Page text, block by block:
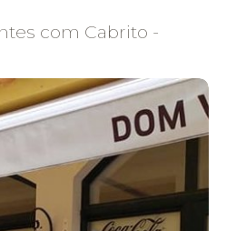
com Cabrito -